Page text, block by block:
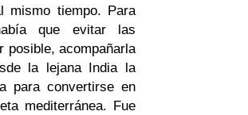
mismo tiempo. Para
que evitar las
posible, acompañarla
la lejana India la
para convertirse en
mediterránea. Fue